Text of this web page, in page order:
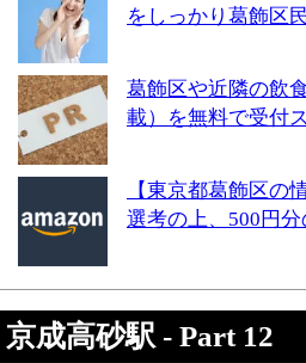
をしっかり葛飾区
葛飾区や近隣の飲
載）を無料で受付
【東京都葛飾区の
選考の上、500円
京成高砂駅 - Part 12